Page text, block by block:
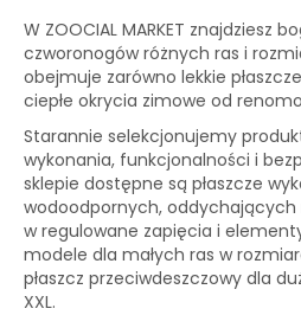
W ZOOCIAL MARKET znajdziesz
czworonogów różnych ras i
obejmuje zarówno lekkie
ciepłe okrycia zimowe od
Starannie selekcjonujemy
wykonania, funkcjonalności i
sklepie dostępne są płaszcze
wodoodpornych, oddychających
w regulowane zapięcia i
modele dla małych ras w
płaszcz przeciwdeszczowy dla
XXL.